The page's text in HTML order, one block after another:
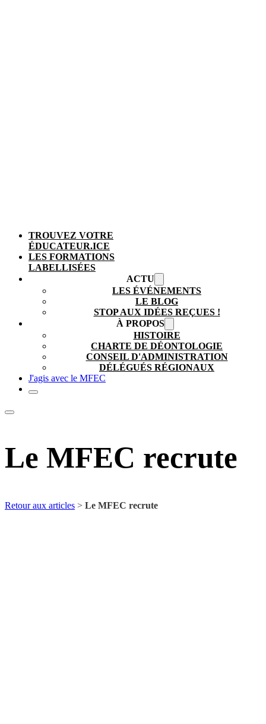
TROUVEZ VOTRE
ÉDUCATEUR.ICE
LES FORMATIONS
LABELLISÉES
ACTU
LES ÉVÉNEMENTS
LE BLOG
STOP AUX IDÉES REÇUES !
À PROPOS
HISTOIRE
CHARTE DE DÉONTOLOGIE
CONSEIL D'ADMINISTRATION
DÉLÉGUÉS RÉGIONAUX
J'agis avec le MFEC
Le MFEC recrute
Retour aux articles > Le MFEC recrute